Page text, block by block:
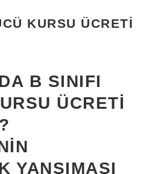
KURSU ÜCRETI
B SINIFI
ÜCRETI
YANSIMASI